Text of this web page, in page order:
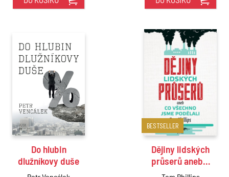
Do hlubin
dlužníkovy duše
BESTSELLER
Dějiny lidských
průserů aneb…